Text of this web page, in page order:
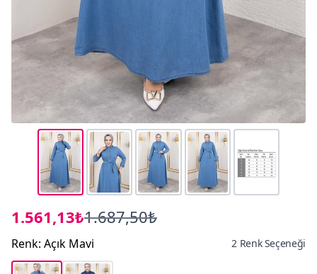
1.561,13₺1.687,50₺
Renk: Açık Mavi 2 Renk Seçeneği